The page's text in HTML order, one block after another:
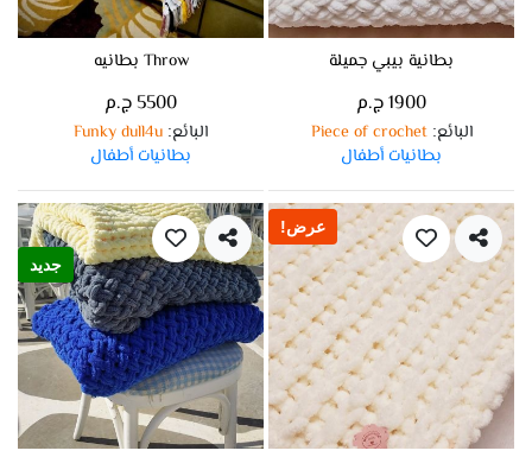
بطانية بيبي جميلة
1900 ج.م
البائع:
Piece of crochet
بطانيات أطفال
Throw بطانيه
5500 ج.م
البائع:
Funky dull4u
بطانيات أطفال
عرض!
جديد